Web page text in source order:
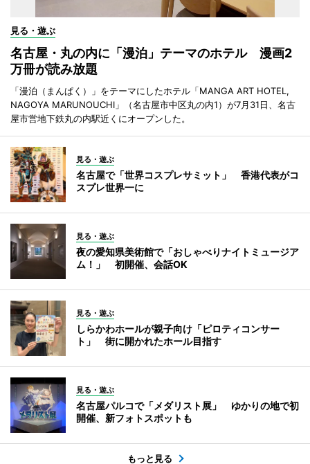
見る・遊ぶ
名古屋・丸の内に「漫泊」テーマのホテル 漫画2
万冊が読み放題
「漫泊（まんぱく）」をテーマにしたホテル「MANGA ART HOTEL,
NAGOYA MARUNOUCHI」（名古屋市中区丸の内1）が7月31日、名古
屋市営地下鉄丸の内駅近くにオープンした。
見る・遊ぶ
名古屋で「世界コスプレサミット」 香港代表がコ
スプレ世界一に
見る・遊ぶ
夜の愛知県美術館で「おしゃべりナイトミュージア
ム！」 初開催、会話OK
見る・遊ぶ
しらかわホールが親子向け「ピロティコンサー
ト」 街に開かれたホール目指す
見る・遊ぶ
名古屋パルコで「メダリスト展」 ゆかりの地で初
開催、新フォトスポットも
もっと見る